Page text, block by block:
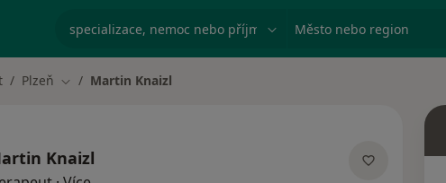
specializace, nemoc nebo příjmení Město nebo region
Plzeň Změna města
Martin Knaizl
Knaizl